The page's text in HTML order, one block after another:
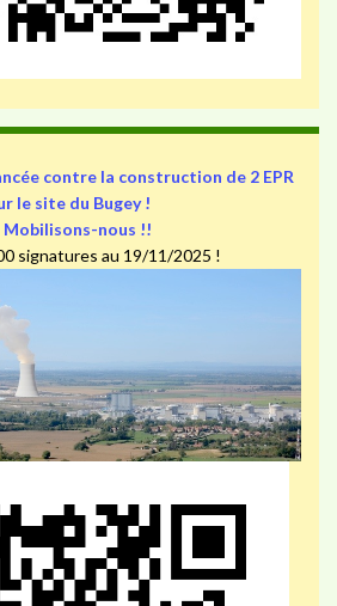
contre la construction de 2 EPR
le site du Bugey !
Mobilisons-nous !!
signatures au 19/11/2025 !